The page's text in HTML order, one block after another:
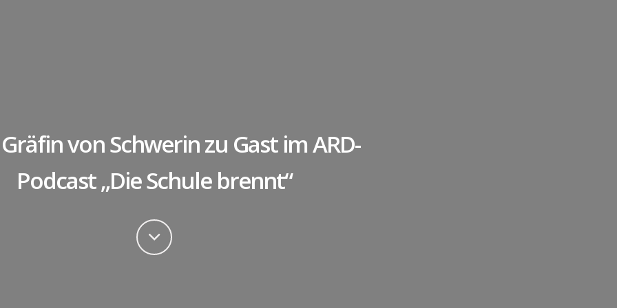
von Schwerin zu Gast im ARD-
Podcast „Die Schule brennt“